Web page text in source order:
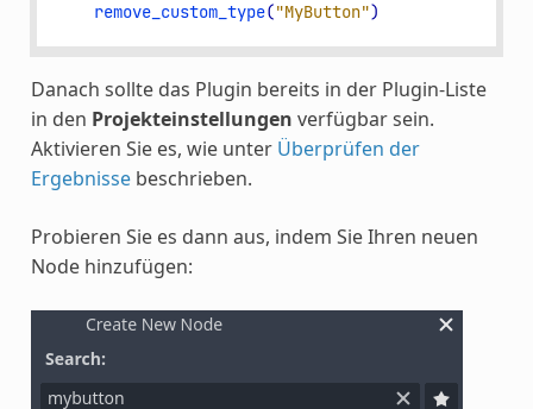
remove_custom_type("MyButton")
Danach sollte das Plugin bereits in der Plugin-Liste
in den Projekteinstellungen verfügbar sein.
Aktivieren Sie es, wie unter Überprüfen der
Ergebnissebeschrieben.
Probieren Sie es dann aus, indem Sie Ihren neuen
Node hinzufügen: